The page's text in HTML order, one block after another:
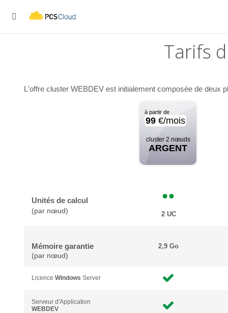

Tarifs
L'offre cluster WEBDEV est initialement composée de deux
à partir de
99 €/mois
cluster 2 nœuds
ARGENT
Unités de calcul
(par nœud) 2 UC
Mémoire garantie 2,9 Go
(par nœud)
Licence Windows Server
Serveur d'Application
WEBDEV